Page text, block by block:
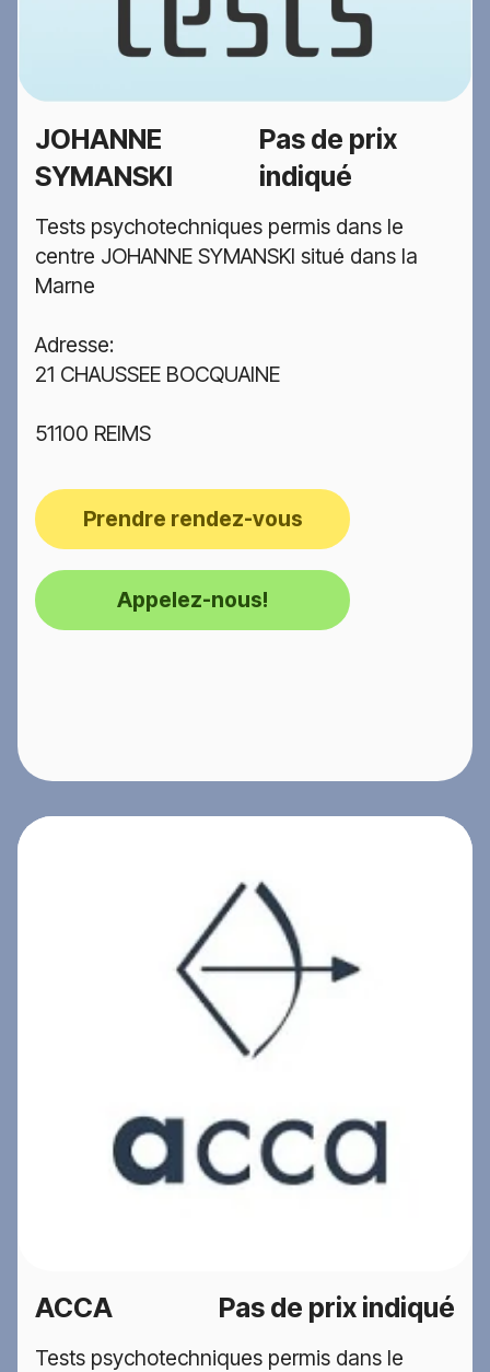
JOHANNE
SYMANSKI
Pas de prix
indiqué
Tests psychotechniques permis dans le
centre JOHANNE SYMANSKI situé dans la
Marne
Adresse:
21 CHAUSSEE BOCQUAINE
51100 REIMS
Prendre rendez-vous
Appelez-nous!
ACCA Pas de prix indiqué
Tests psychotechniques permis dans le